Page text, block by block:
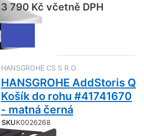
3 790 Kč včetně DPH
HANSGROHE CS S R.O.
HANSGROHE AddStoris Q
Košík do rohu #41741670
- matná černá
SKUK0026268